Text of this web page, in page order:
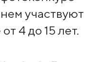
участвуют
4 до 15 лет.